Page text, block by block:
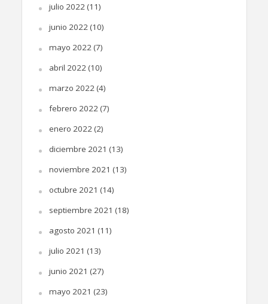
julio 2022(11)
junio 2022(10)
mayo 2022(7)
abril 2022(10)
marzo 2022(4)
febrero 2022(7)
enero 2022(2)
diciembre 2021 (13)
noviembre 2021 (13)
octubre 2021 (14)
septiembre 2021 (18)
agosto 2021 (11)
julio 2021 (13)
junio 2021 (27)
mayo 2021 (23)